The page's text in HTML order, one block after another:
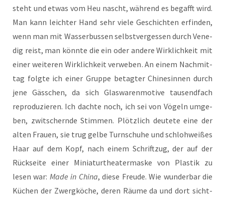
steht und etwas vom Heu nascht, wäh­rend es begafft wird.
Man kann leich­ter Hand sehr vie­le Geschich­ten erfin­den,
wenn man mit Was­ser­bus­sen selbst­ver­ges­sen durch Vene­
dig reist, man könn­te die ein oder ande­re Wirk­lich­keit mit
einer wei­te­ren Wirk­lich­keit ver­we­ben. An einem Nach­mit­
tag folg­te ich einer Grup­pe betag­ter Chi­ne­sin­nen durch
jene Gäss­chen, da sich Glas­wa­ren­mo­ti­ve tau­send­fach
repro­du­zie­ren. Ich dach­te noch, ich sei von Vögeln umge­
ben, zwit­schern­de Stim­men. Plötz­lich deu­te­te eine der
alten Frau­en, sie trug gel­be Turn­schu­he und schloh­wei­ßes
Haar auf dem Kopf, nach einem Schrift­zug, der auf der
Rück­sei­te einer Minia­tur­thea­ter­mas­ke von Plas­tik zu
lesen war: Made in Chi­na, die­se Freu­de. Wie wun­der­bar die
Küchen der Zwerg­kö­che, deren Räu­me da und dort sicht­